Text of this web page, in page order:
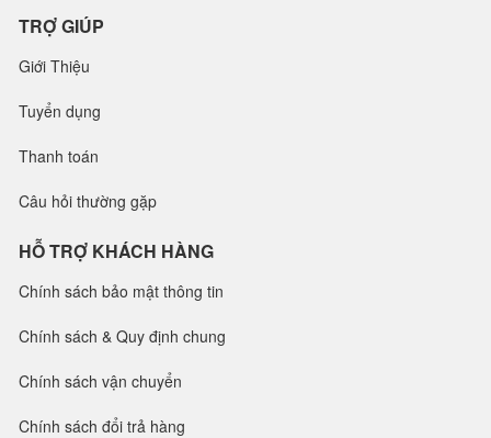
TRỢ GIÚP
Giới Thiệu
Tuyển dụng
Thanh toán
Câu hỏi thường gặp
HỖ TRỢ KHÁCH HÀNG
Chính sách bảo mật thông tin
Chính sách & Quy định chung
Chính sách vận chuyển
Chính sách đổi trả hàng